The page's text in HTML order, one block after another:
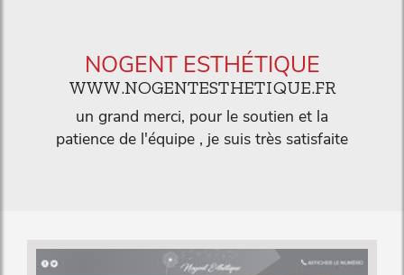
NOGENT ESTHÉTIQUE
WWW.NOGENTESTHETIQUE.FR
un grand merci, pour le soutien et la
patience de l'équipe , je suis très satisfaite